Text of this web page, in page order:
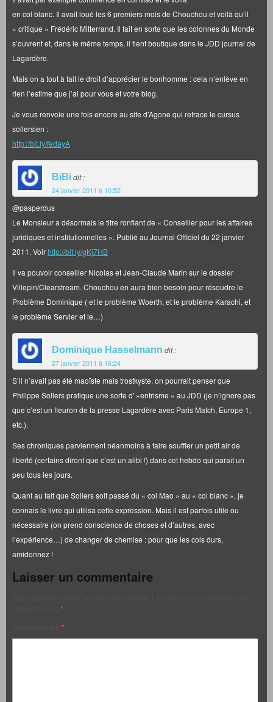
en col blanc. Il avait loué les 6 premiers mois de Chouchou et voilà qu’il
« critique » Frédéric Mitterrand. Il fait en sorte que les colonnes du Monde
s’ouvrent et, dans le même temps, il tient boutique dans le JDD journal de
Lagardère.
Mais on a tout à fait le droit d’apprécier le bonhomme : cela n’enlève en
rien l’estime que j’ai pour vous et votre blog.
Je vous renvoie une fois encore au site d’Agone qui retrace le cursus
sollersien :
http://bit.ly/fedayA
BiBidit :
24 janvier 2011 à 10:52
@pasperdus
Le Monsieur a désormais le titre ronflant de « Conseiller pour les affaires
juridiques et institutionnelles ». Publié au Journal Officiel du 22 janvier
2011. Voirhttp://bit.ly/gKj7HB
Il va pouvoir conseiller Nicolas et Jean-Claude Marin sur le dossier
Villepin/Clearstream. Chouchou en aura bien besoin pour résoudre le
Problème Dominique ( et le problème Woerth, et le problème Karachi, et
le problème Servier et le…)
Dominique Hasselmann dit :
27 janvier 2011 à 16:24
S’il n’avait pas été maoïste mais trostkyste, on pourrait penser que
Philippe Sollers pratique une sorte d' »entrisme » au JDD (je n’ignore pas
que c’est un fleuron de la presse Lagardère avec Paris Match, Europe 1,
etc.).
Ses chroniques parviennent néanmoins à faire souffler un petit air de
liberté (certains diront que c’est un alibi !) dans cet hebdo qui paraît un
peu tous les jours.
Quant au fait que Sollers soit passé du « col Mao » au « col blanc », je
connais le livre qui utilisa cette expression. Mais il est parfois utile ou
nécessaire (on prend conscience de choses et d’autres, avec
l’expérience…) de changer de chemise : pour que les cols durs,
amidonnez !
Laisser un commentaire
*
*